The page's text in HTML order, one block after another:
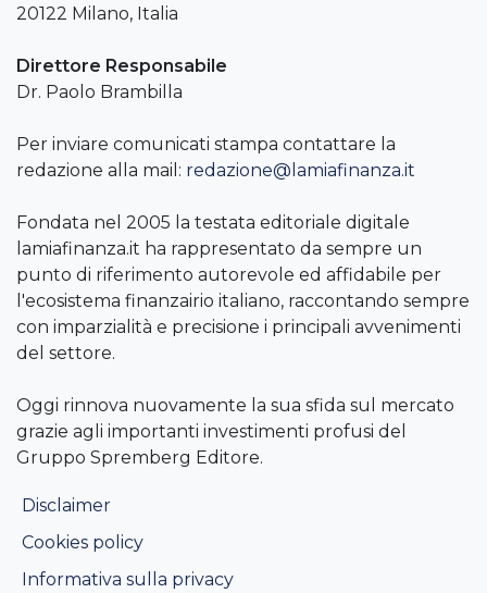
20122 Milano, Italia
Direttore Responsabile
Dr. Paolo Brambilla
Per inviare comunicati stampa contattare la
redazione alla mail: redazione@lamiafinanza.it
Fondata nel 2005 la testata editoriale digitale
lamiafinanza.it ha rappresentato da sempre un
punto di riferimento autorevole ed affidabile per
l'ecosistema finanzairio italiano, raccontando sempre
con imparzialità e precisione i principali avvenimenti
del settore.
Oggi rinnova nuovamente la sua sfida sul mercato
grazie agli importanti investimenti profusi del
Gruppo Spremberg Editore.
Disclaimer
Cookies policy
Informativa sulla privacy